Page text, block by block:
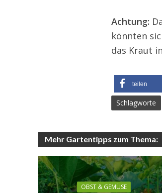
Achtung:
könnten
das Kraut
teilen
Schlagworte
Mehr Gartentipps zum Thema:
OBST & GEMÜSE